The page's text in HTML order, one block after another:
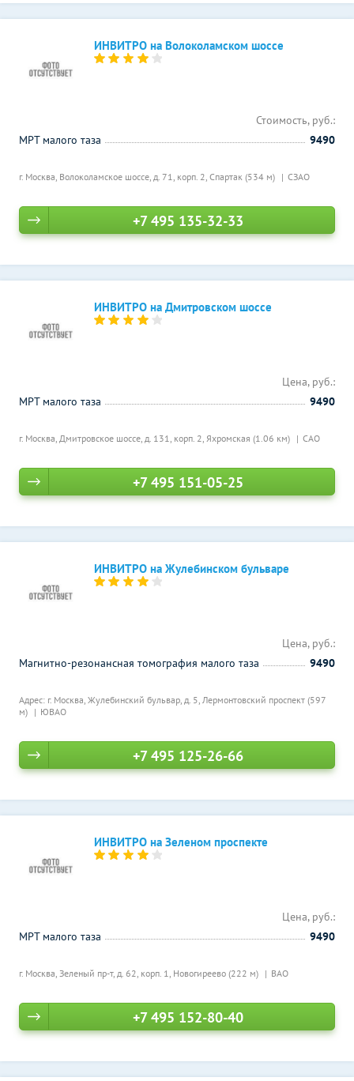
ИНВИТРО на Волоколамском шоссе
г. Москва, Волоколамское шоссе, д. 71, корп. 2, Спартак (534 м) СЗАО
Стоимость, руб.:
МРТ малого таза
9490
+7 495 135-32-33
ИНВИТРО на Дмитровском шоссе
г. Москва, Дмитровское шоссе, д. 131, корп. 2, Яхромская (1.06 км) САО
Цена, руб.:
МРТ малого таза
9490
+7 495 151-05-25
ИНВИТРО на Жулебинском бульваре
Адрес: г. Москва, Жулебинский бульвар, д. 5, Лермонтовский проспект (597
м)
ЮВАО
Цена, руб.:
Магнитно-резонансная томография малого таза
9490
+7 495 125-26-66
ИНВИТРО на Зеленом проспекте
г. Москва, Зеленый пр-т, д. 62, корп. 1, Новогиреево (222 м) ВАО
Цена, руб.:
МРТ малого таза
9490
+7 495 152-80-40